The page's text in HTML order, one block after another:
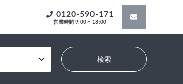
0120-590-171
営業時間 9:00 ~ 18:00